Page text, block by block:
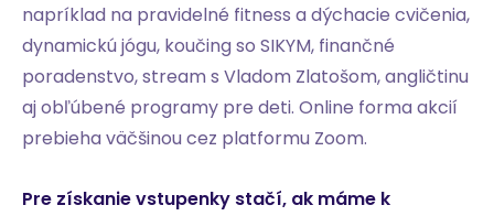
napríklad na pravidelné fitness a dýchacie cvičenia,
dynamickú jógu, koučing so SIKYM, finančné
poradenstvo, stream s Vladom Zlatošom, angličtinu
aj obľúbené programy pre deti. Online forma akcií
prebieha väčšinou cez platformu Zoom.
Pre získanie vstupenky stačí, ak máme k